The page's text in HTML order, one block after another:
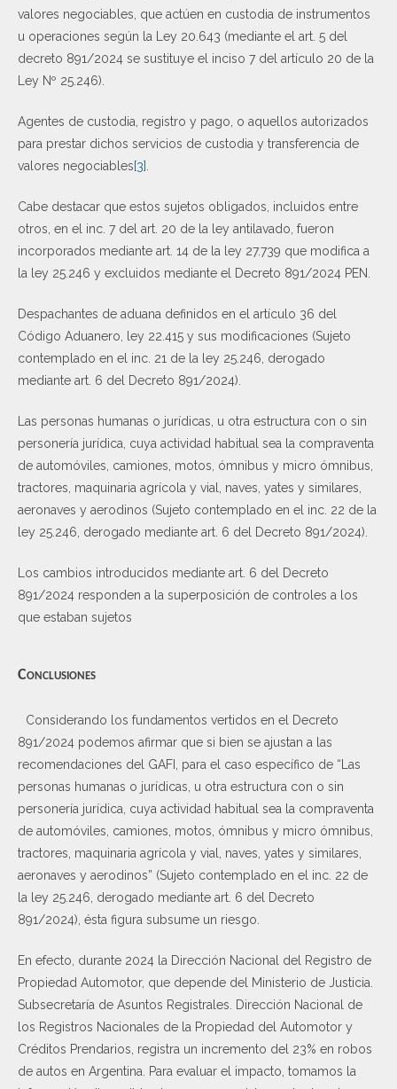
valores negociables, que actúen en custodia de instrumentos
u operaciones según la Ley 20.643 (mediante el art. 5 del
decreto 891/2024 se sustituye el inciso 7 del artículo 20 de la
Ley Nº 25.246).
Agentes de custodia, registro y pago, o aquellos autorizados
para prestar dichos servicios de custodia y transferencia de
valores negociables[3]
Cabe destacar que estos sujetos obligados, incluidos entre
otros, en el inc. 7 del art. 20 de la ley antilavado, fueron
incorporados mediante art. 14 de la ley 27.739 que modifica a
la ley 25.246 y excluidos mediante el Decreto 891/2024 PEN.
Despachantes de aduana definidos en el artículo 36 del
Código Aduanero, ley 22.415 y sus modificaciones (Sujeto
contemplado en el inc. 21 de la ley 25.246, derogado
mediante art. 6 del Decreto 891/2024).
Las personas humanas o jurídicas, u otra estructura con o sin
personería jurídica, cuya actividad habitual sea la compraventa
de automóviles, camiones, motos, ómnibus y micro ómnibus,
tractores, maquinaria agrícola y vial, naves, yates y similares,
aeronaves y aerodinos (Sujeto contemplado en el inc. 22 de la
ley 25.246, derogado mediante art. 6 del Decreto 891/2024).
Los cambios introducidos mediante art. 6 del Decreto
891/2024 responden a la superposición de controles a los
que estaban sujetos
Conclusiones
Considerando los fundamentos vertidos en el Decreto
891/2024 podemos afirmar que si bien se ajustan a las
recomendaciones del GAFI, para el caso específico de “Las
personas humanas o jurídicas, u otra estructura con o sin
personería jurídica, cuya actividad habitual sea la compraventa
de automóviles, camiones, motos, ómnibus y micro ómnibus,
tractores, maquinaria agrícola y vial, naves, yates y similares,
aeronaves y aerodinos” (Sujeto contemplado en el inc. 22 de
la ley 25.246, derogado mediante art. 6 del Decreto
891/2024), ésta figura subsume un riesgo.
En efecto, durante 2024 la Dirección Nacional del Registro de
Propiedad Automotor, que depende del Ministerio de Justicia.
Subsecretaría de Asuntos Registrales. Dirección Nacional de
los Registros Nacionales de la Propiedad del Automotor y
Créditos Prendarios, registra un incremento del 23% en robos
de autos en Argentina. Para evaluar el impacto, tomamos la